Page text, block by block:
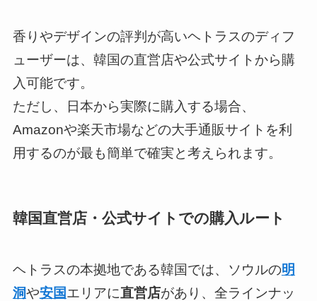
香りやデザインの評判が高いヘトラスのディフ
ューザーは、韓国の直営店や公式サイトから購
入可能です。
ただし、日本から実際に購入する場合、
Amazonや楽天市場などの大手通販サイトを利
用するのが最も簡単で確実と考えられます。
韓国直営店・公式サイトでの購入ルート
ヘトラスの本拠地である韓国では、ソウルの明
洞や安国エリアに直営店があり、全ラインナッ